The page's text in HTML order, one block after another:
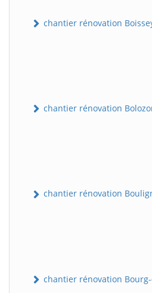
chantier rénovation
chantier rénovation
chantier rénovation
chantier rénovation